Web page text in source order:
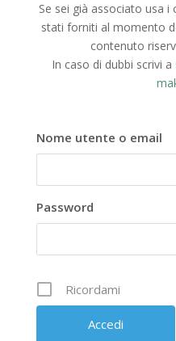
Se sei già associato usa
stati forniti al momento
contenuto
In caso di dubbi scrivi a
Nome utente o email
Password
Ricordami